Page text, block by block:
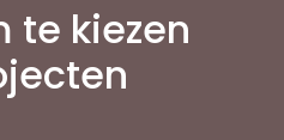
te kiezen